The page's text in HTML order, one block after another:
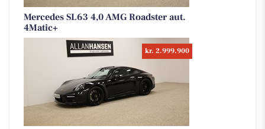
Mercedes SL63 4,0 AMG Roadster aut.
4Matic+
kr. 2.999.900